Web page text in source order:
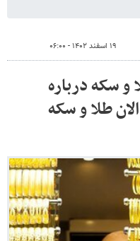
۱۹ اسفند ۱۴۰۲ - ۰۶:۰۰
و سکه درباره
طلا و سکه